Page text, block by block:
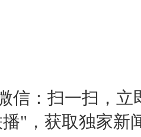
信：扫一扫，立
"，获取独家新